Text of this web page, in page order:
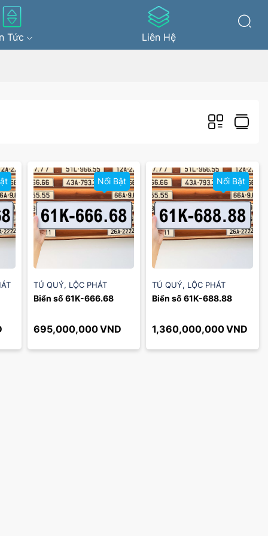
Tức Liên Hệ
Nổi Bật
TÚ QUÝ, LỘC PHÁT
Biển số 61K-666.68
695,000,000VND
Nổi Bật
TÚ QUÝ, LỘC PHÁT
Biển số 61K-688.88
1,360,000,000VND